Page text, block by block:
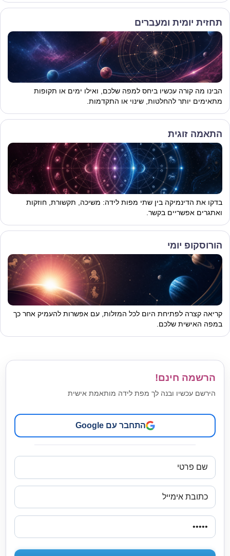
תחזית יומית ומעברים
הבינו מה קורה עכשיו ביחס למפה שלכם, ואילו ימים או תקופות
מתאימים יותר להחלטות, שינוי או התקדמות.
התאמה זוגית
בדקו את הדינמיקה בין שתי מפות לידה: משיכה, תקשורת, חוזקות
ואתגרים אפשריים בקשר.
הורוסקופ יומי
קריאה קצרה לפתיחת היום לכל המזלות, עם אפשרות להעמיק אחר כך
במפה האישית שלכם.
הרשמה חינם!
הירשם עכשיו ובנה לך מפת לידה מותאמת אישית
התחבר עם Google